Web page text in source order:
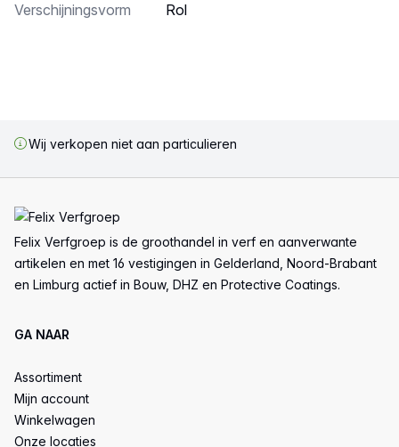
Verschijningsvorm
rol
Wij verkopen niet aan particulieren
Felix Verfgroep is de groothandel in verf en aanverwante
artikelen en met 16 vestigingen in Gelderland, Noord-Brabant
en Limburg actief in Bouw, DHZ en Protective Coatings.
GA NAAR
Assortiment
Mijn account
Winkelwagen
Onze locaties